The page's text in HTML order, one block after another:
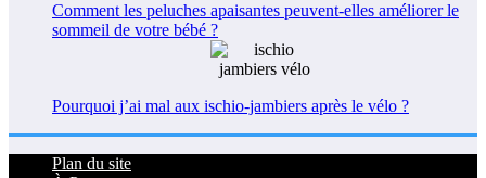
Comment les peluches apaisantes peuvent-elles améliorer le
sommeil de votre bébé ?
Pourquoi j’ai mal aux ischio-jambiers après le vélo ?
Plan du site